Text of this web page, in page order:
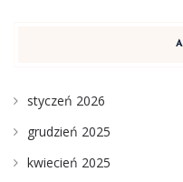
styczeń 2026
grudzień 2025
kwiecień 2025